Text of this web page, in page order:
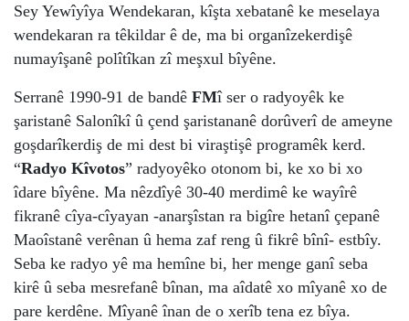
Sey Yewîyîya Wendekaran, kîşta xebatanê ke meselaya
wendekaran ra têkildar ê de, ma bi organîzekerdişê
numayîşanê polîtîkan zî meşxul bîyêne.
Serranê 1990-91 de bandê FMî ser o radyoyêk ke
şaristanê Salonîkî û çend şaristananê dorûverî de ameyne
goşdarîkerdiş de mi dest bi viraştişê programêk kerd.
“Radyo Kîvotos” radyoyêko otonom bi, ke xo bi xo
îdare bîyêne. Ma nêzdîyê 30-40 merdimê ke wayîrê
fikranê cîya-cîyayan -anarşîstan ra bigîre hetanî çepanê
Maoîstanê verênan û hema zaf reng û fikrê bînî- estbîy.
Seba ke radyo yê ma hemîne bi, her menge ganî seba
kirê û seba mesrefanê bînan, ma aîdatê xo mîyanê xo de
pare kerdêne. Mîyanê înan de o xerîb tena ez bîya.